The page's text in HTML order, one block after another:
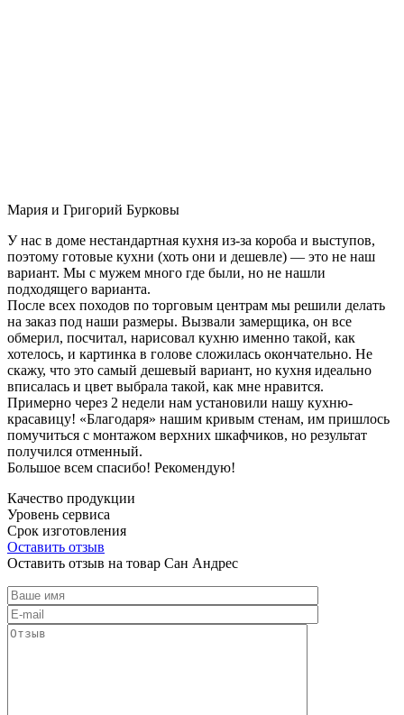
Мария и Григорий Бурковы
У нас в доме нестандартная кухня из-за короба и выступов,
поэтому готовые кухни (хоть они и дешевле) — это не наш
вариант. Мы с мужем много где были, но не нашли
подходящего варианта.
После всех походов по торговым центрам мы решили делать
на заказ под наши размеры. Вызвали замерщика, он все
обмерил, посчитал, нарисовал кухню именно такой, как
хотелось, и картинка в голове сложилась окончательно. Не
скажу, что это самый дешевый вариант, но кухня идеально
вписалась и цвет выбрала такой, как мне нравится.
Примерно через 2 недели нам установили нашу кухню-
красавицу! «Благодаря» нашим кривым стенам, им пришлось
помучиться с монтажом верхних шкафчиков, но результат
получился отменный.
Большое всем спасибо! Рекомендую!
Качество продукции
Уровень сервиса
Срок изготовления
Оставить отзыв
Оставить отзыв на товар Сан Андрес